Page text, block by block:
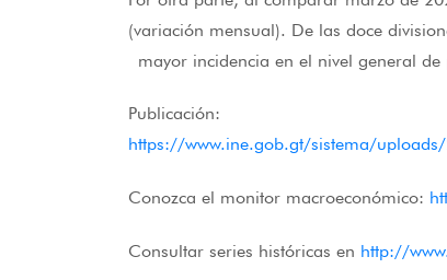
(variación mensual). De las doce
mayor incidencia en el nivel general de
Publicación:
https://www.ine.gob.gt/sistema/uploads/
Conozca el monitor macroeconómico:
Consultar series históricas en http://